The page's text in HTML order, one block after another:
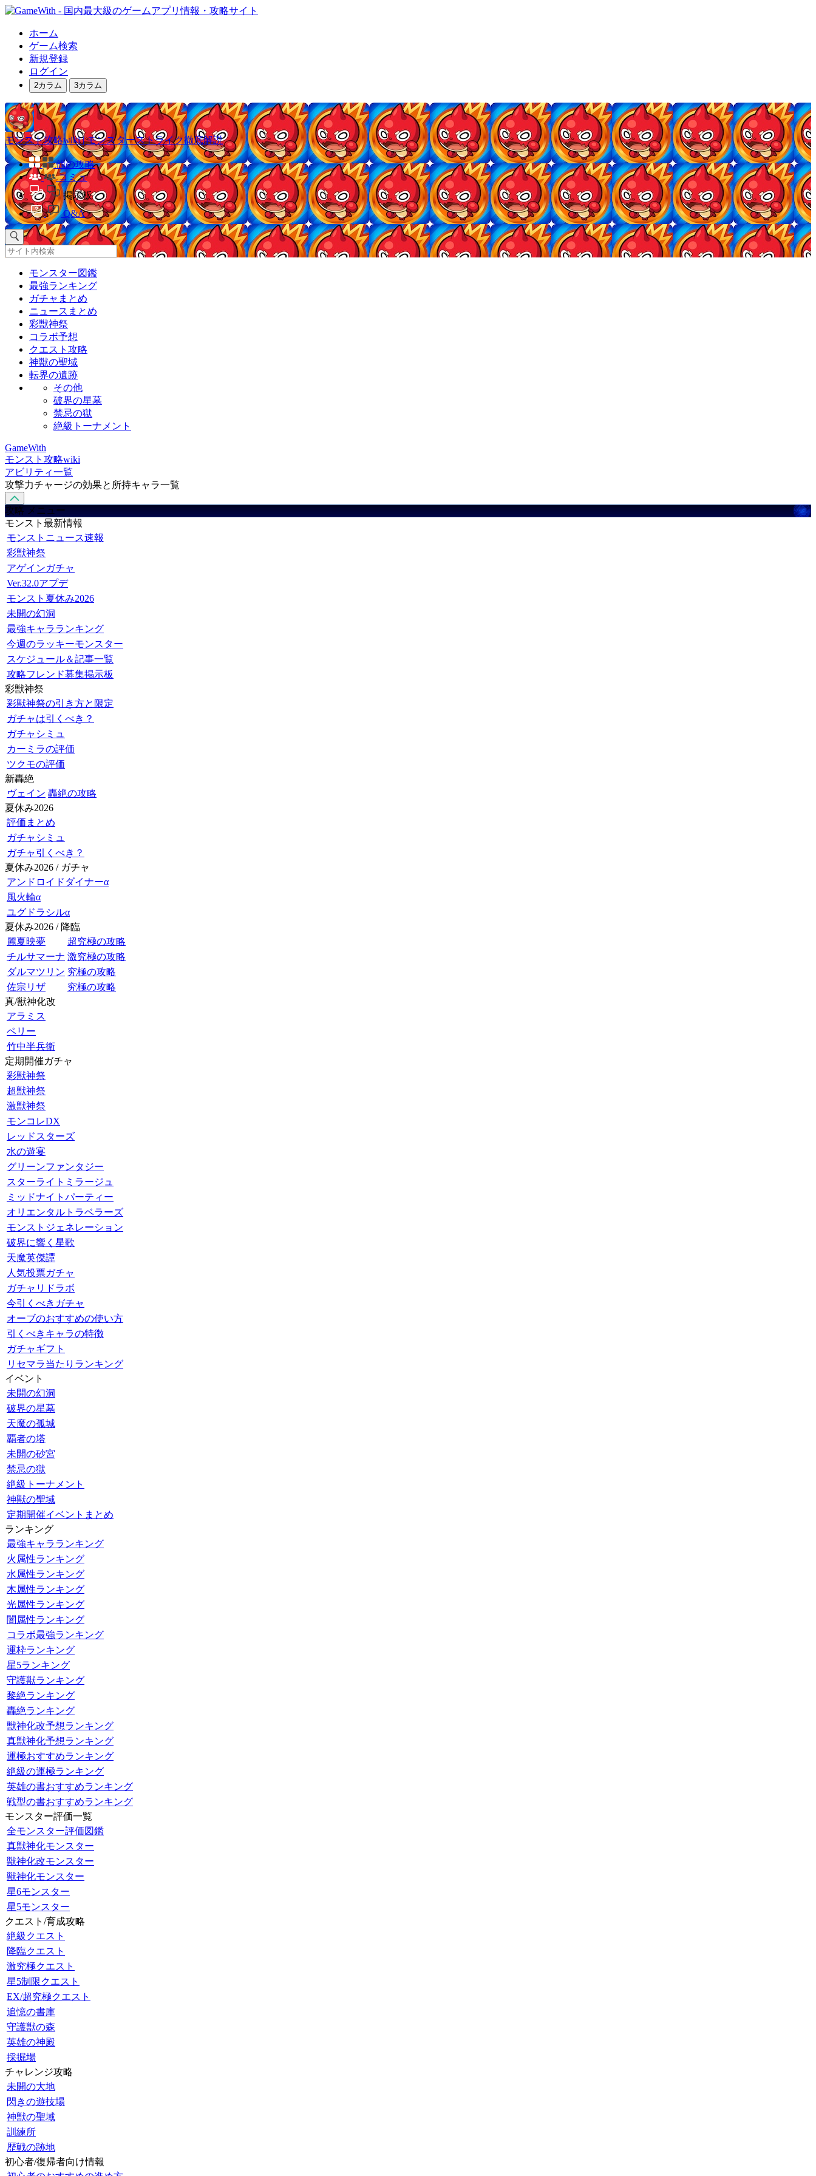
ホーム
ゲーム検索
新規登録
ログイン
2カラム 3カラム
モンスト攻略wiki | モンスターストライク徹底解説
他の攻略
コミュ
掲示板
Q&A
モンスター図鑑
最強ランキング
ガチャまとめ
ニュースまとめ
彩獣神祭
コラボ予想
クエスト攻略
神獣の聖域
転界の遺跡
その他
破界の星墓
禁忌の獄
絶級トーナメント
GameWith
モンスト攻略wiki
アビリティ一覧
攻撃力チャージの効果と所持キャラ一覧
攻略 メニュー
モンスト最新情報
モンストニュース速報
彩獣神祭
アゲインガチャ
Ver.32.0アプデ
モンスト夏休み2026
未開の幻洞
最強キャラランキング
今週のラッキーモンスター
スケジュール＆記事一覧
攻略フレンド募集掲示板
彩獣神祭
彩獣神祭の引き方と限定
ガチャは引くべき？
ガチャシミュ
カーミラの評価
ツクモの評価
新轟絶
ヴェイン 轟絶の攻略
夏休み2026
評価まとめ
ガチャシミュ
ガチャ引くべき？
夏休み2026 / ガチャ
アンドロイドダイナーα
風火輪α
ユグドラシルα
夏休み2026 / 降臨
麗夏映夢
超究極の攻略
チルサマーナ 激究極の攻略
ダルマツリン 究極の攻略
佐宗リザ
究極の攻略
真/獣神化改
アラミス
ペリー
竹中半兵衛
定期開催ガチャ
彩獣神祭
超獣神祭
激獣神祭
モンコレDX
レッドスターズ
水の遊宴
グリーンファンタジー
スターライトミラージュ
ミッドナイトパーティー
オリエンタルトラベラーズ
モンストジェネレーション
破界に響く星歌
天魔英傑譚
人気投票ガチャ
ガチャリドラボ
今引くべきガチャ
オーブのおすすめの使い方
引くべきキャラの特徴
ガチャギフト
リセマラ当たりランキング
イベント
未開の幻洞
破界の星墓
天魔の孤城
覇者の塔
未開の砂宮
禁忌の獄
絶級トーナメント
神獣の聖域
定期開催イベントまとめ
ランキング
最強キャラランキング
火属性ランキング
水属性ランキング
木属性ランキング
光属性ランキング
闇属性ランキング
コラボ最強ランキング
運枠ランキング
星5ランキング
守護獣ランキング
黎絶ランキング
轟絶ランキング
獣神化改予想ランキング
真獣神化予想ランキング
運極おすすめランキング
絶級の運極ランキング
英雄の書おすすめランキング
戦型の書おすすめランキング
モンスター評価一覧
全モンスター評価図鑑
真獣神化モンスター
獣神化改モンスター
獣神化モンスター
星6モンスター
星5モンスター
クエスト/育成攻略
絶級クエスト
降臨クエスト
激究極クエスト
星5制限クエスト
EX/超究極クエスト
追憶の書庫
守護獣の森
英雄の神殿
採掘場
チャレンジ攻略
未開の大地
閃きの遊技場
神獣の聖域
訓練所
歴戦の跡地
初心者/復帰者向け情報